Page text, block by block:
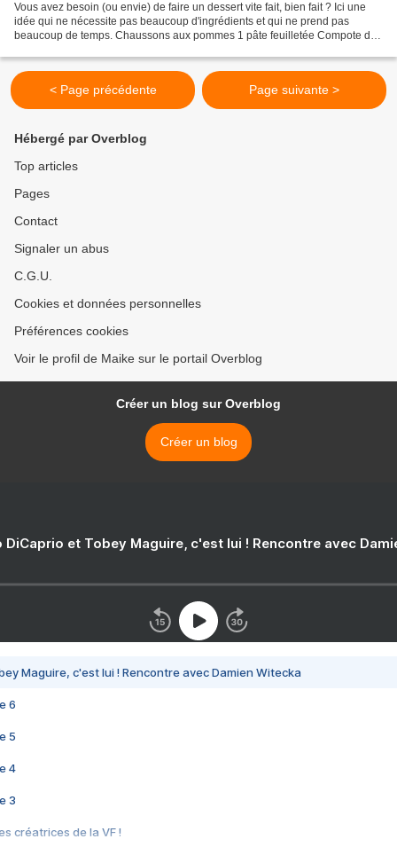
Vous avez besoin (ou envie) de faire un dessert vite fait, bien fait ? Ici une
idée qui ne nécessite pas beaucoup d'ingrédients et qui ne prend pas
beaucoup de temps. Chaussons aux pommes 1 pâte feuilletée Compote de
< Page précédente Page suivante >
Hébergé par Overblog
Top articles
Pages
Contact
Signaler un abus
C.G.U.
Cookies et données personnelles
Préférences cookies
Voir le profil de Maike sur le portail Overblog
Créer un blog sur Overblog
Créer un blog
DiCaprio et Tobey Maguire, c'est lui ! Rencontre avec
Maguire, c'est lui ! Rencontre avec Damien Witecka
6
5
4
3
créatrices de la VF !